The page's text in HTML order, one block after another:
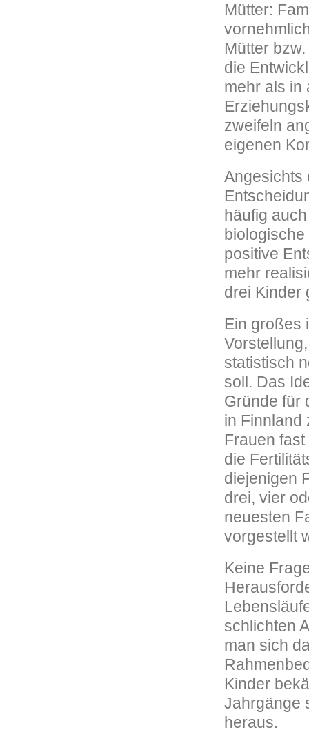
Mütter:
Mütter
die
mehr als in
zweifeln
eigenen
Angesichts
häufig
positive
mehr
drei Kinder
Ein großes
statistisch
soll. Das
Gründe für
in Finnland
Frauen
die
diejenigen
drei, vier
neuesten
vorgestellt
Keine
schlichten
man sich
Kinder
Jahrgänge
heraus.